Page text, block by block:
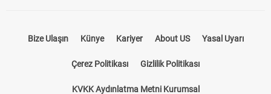
Bize Ulaşın Künye Kariyer About US Yasal Uyarı
Çerez Politikası Gizlilik Politikası
KVKK Aydınlatma Metni Kurumsal